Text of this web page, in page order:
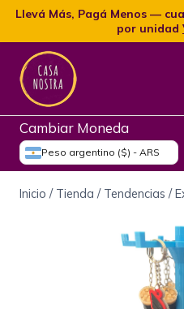
Llevá Más, Pagá Menos —
por unidad
Cambiar Moneda
Peso argentino ($) - ARS
Inicio / Tienda / Tendencias /